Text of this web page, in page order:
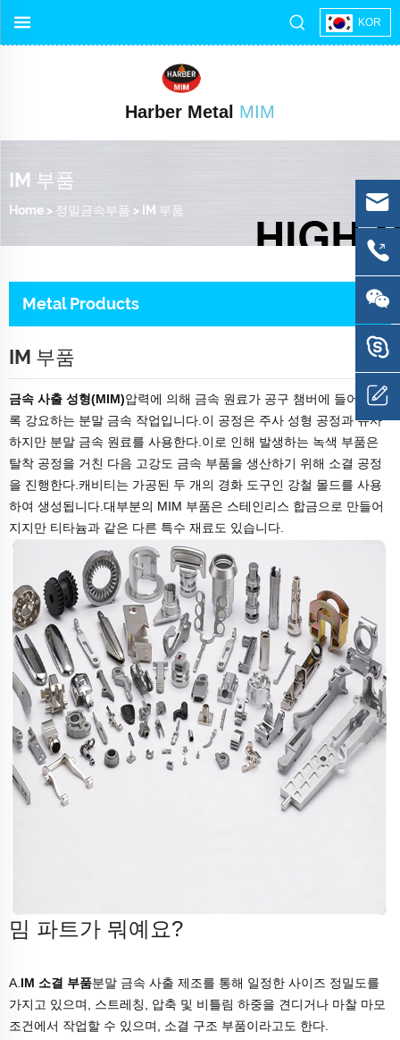
KOR
Harber Metal MIM
IM 부품
Home > 정밀금속부품 > IM 부품
Metal Products
IM 부품
금속 사출 성형(MIM)압력에 의해 금속 원료가 공구 챔버에 들어가도
록 강요하는 분말 금속 작업입니다.이 공정은 주사 성형 공정과 유사
하지만 분말 금속 원료를 사용한다.이로 인해 발생하는 녹색 부품은
탈착 공정을 거친 다음 고강도 금속 부품을 생산하기 위해 소결 공정
을 진행한다.캐비티는 가공된 두 개의 경화 도구인 강철 몰드를 사용
하여 생성됩니다.대부분의 MIM 부품은 스테인리스 합금으로 만들어
지지만 티타늄과 같은 다른 특수 재료도 있습니다.
밈 파트가 뭐예요?
A. IM 소결 부품분말 금속 사출 제조를 통해 일정한 사이즈 정밀도를
가지고 있으며, 스트레칭, 압축 및 비틀림 하중을 견디거나 마찰 마모
조건에서 작업할 수 있으며, 소결 구조 부품이라고도 한다.